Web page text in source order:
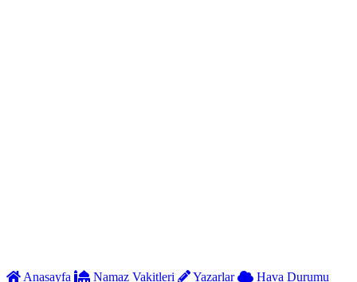
Anasayfa Namaz Vakitleri Yazarlar Hava Durumu